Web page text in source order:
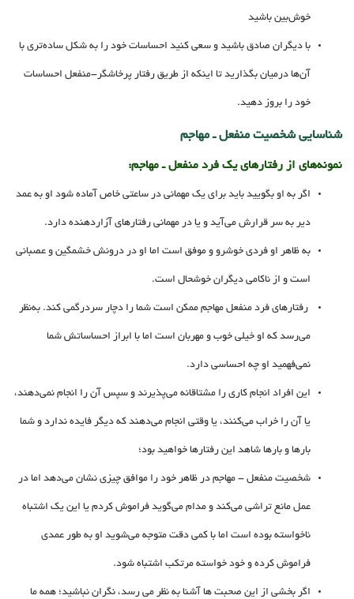
خوش‌بین باشید
با دیگران صادق باشید و سعی کنید احساسات خود را به شکل ساده‌تری با
آن‌ها درمیان بگذارید تا اینکه از طریق رفتار پرخاشگر-منفعل احساسات
خود را بروز دهید.
شناسایی شخصیت منفعل ـ مهاجم
نمونه‌های از رفتارهای یک فرد منفعل ـ مهاجم:
اگر به او بگویید باید برای یک مهمانی در ساعتی خاص آماده شود او به عمد
دیر به سر قرارش می‌آید و یا در مهمانی رفتارهای آزاردهنده دارد.
به ظاهر او فردی خوشرو و موفق است اما او در درونش خشمگین و عصبانی
است و از ناکامی دیگران خوشحال است. ‏
رفتارهای فرد منفعل مهاجم ممکن است شما را دچار سردرگمی کند. به‌نظر
می‌رسد که او خیلی خوب و مهربان است اما با ابراز احساساتش شما
نمی‌فهمید او چه احساسی دارد. ‏
این افراد انجام کاری را مشتاقانه می‌پذیرند و سپس آن را انجام نمی‌دهند،
یا آن را خراب می‌کنند، یا وقتی انجام می‌دهند که دیگر فایده ندارد و شما
بار‌ها و بار‌ها شاهد این رفتار‌ها خواهید بود؛
شخصیت منفعل - مهاجم در ظاهر خود را موافق چیزی نشان می‌دهد اما در
عمل مانع تراشی می‌کند و مدام می‌گوید فراموش کردم یا این‌ یک اشتباه
ناخواسته بوده است اما با کمی دقت متوجه می‌شوید او به طور عمدی
فراموش کرده و خود خواسته مرتکب اشتباه شود.
اگر بخشی از این صحبت ها آشنا به نظر می رسد، نگران نباشید؛ همه ما